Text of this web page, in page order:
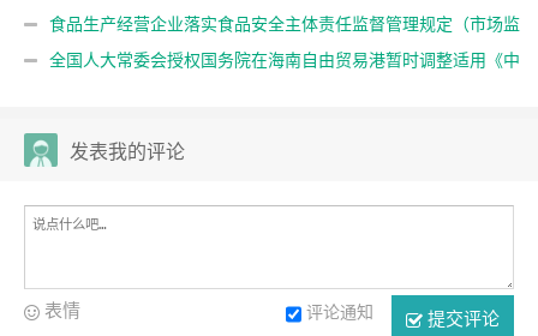
局98号令）
食品生产经营企业落实食品安全主体责任监督管理规定（市场监
管总局60号令，根据97号令修正）
全国人大常委会授权国务院在海南自由贸易港暂时调整适用《中
发表我的评论
提交评论
评论通知
表情